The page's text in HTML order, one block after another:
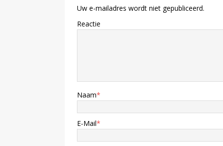
Uw e-mailadres wordt niet gepubliceerd.
Reactie
Naam*
E-Mail*